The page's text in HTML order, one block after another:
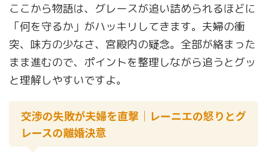
ここから物語は、グレースが追い詰められるほどに
「何を守るか」がハッキリしてきます。夫婦の衝
突、味方の少なさ、宮殿内の疑念。全部が絡まった
まま進むので、ポイントを整理しながら追うとグッ
と理解しやすいですよ。
交渉の失敗が夫婦を直撃｜レーニエの怒りとグ
レースの離婚決意